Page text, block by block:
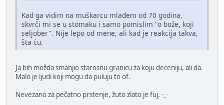
Kad ga vidim na muškarcu mlađem od 70 godina,
skvrči mi se u stomaku i samo pomislim "o bože, koji
seljober". Nije lepo od mene, ali kad je reakcija takva,
šta ću.
Ja bih možda smanjio starosnu granicu za koju deceniju, ali da.
Malo je ljudi koji mogu da puluju to of.
Nevezano za pečatno prstenje, žuto zlato je fuj. -_-